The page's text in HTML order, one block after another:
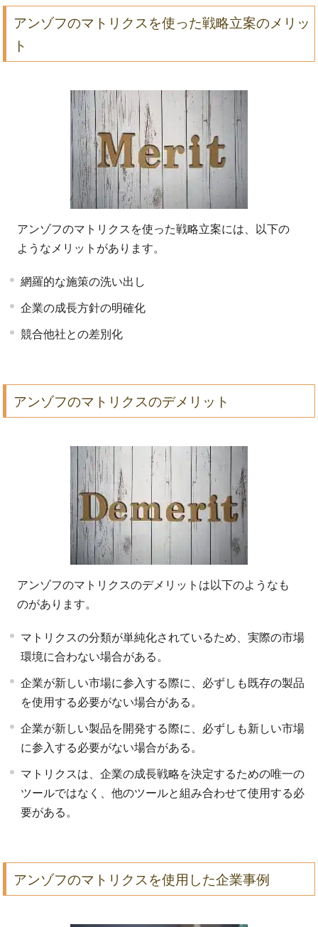
アンゾフのマトリクスを使った戦略立案のメリッ
ト
アンゾフのマトリクスを使った戦略立案には、以下の
ようなメリットがあります。
網羅的な施策の洗い出し
企業の成長方針の明確化
競合他社との差別化
アンゾフのマトリクスのデメリット
アンゾフのマトリクスのデメリットは以下のようなも
のがあります。
マトリクスの分類が単純化されているため、実際の市場
環境に合わない場合がある。
企業が新しい市場に参入する際に、必ずしも既存の製品
を使用する必要がない場合がある。
企業が新しい製品を開発する際に、必ずしも新しい市場
に参入する必要がない場合がある。
マトリクスは、企業の成長戦略を決定するための唯一の
ツールではなく、他のツールと組み合わせて使用する必
要がある。
アンゾフのマトリクスを使用した企業事例